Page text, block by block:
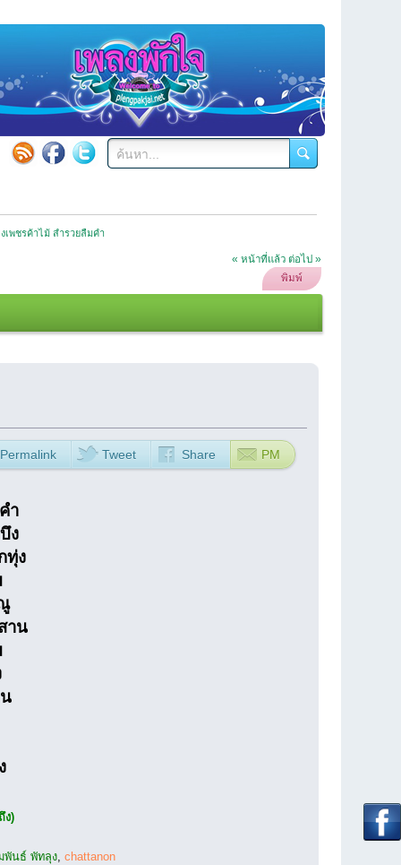
เพชรค้าไม้ สำรวยลืมคำ
« หน้าที่แล้ว ต่อไป »
พิมพ์
Permalink Tweet Share PM
ำ
ง
ทุ่ง
าน
ง)
พันธ์ พัทลุง chattanon